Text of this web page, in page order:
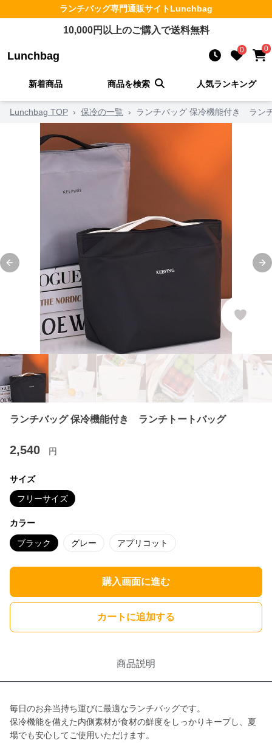
ランチバッグ専門通販サイトLunchbag
10,000円以上のご購入で送料無料
Lunchbag 0 0
新着商品 商品を検索 人気ランキング
Lunchbag TOP › 保冷の一覧 › ランチバッグ 保冷機能付き ラン
Previous slide
ランチバッグ 保冷機能付き ランチトートバッグ
2,540 円
サイズ
フリーサイズ
カラー
ブラック グレー アプリコット
購入画面に進む
カートに追加する
商品説明
毎日のお弁当持ち運びに最適なランチバッグです。
保冷機能を備えた内側素材が食材の鮮度をしっかりキープし、夏
場でも安心してご使用いただけます。